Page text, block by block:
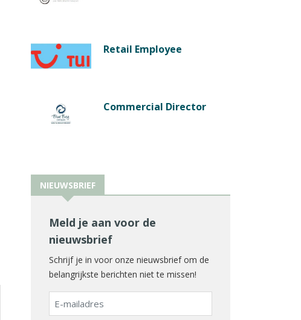
Retail Employee
Commercial Director
NIEUWSBRIEF
Meld je aan voor de
nieuwsbrief
Schrijf je in voor onze nieuwsbrief om de
belangrijkste berichten niet te missen!
E-
mailadres